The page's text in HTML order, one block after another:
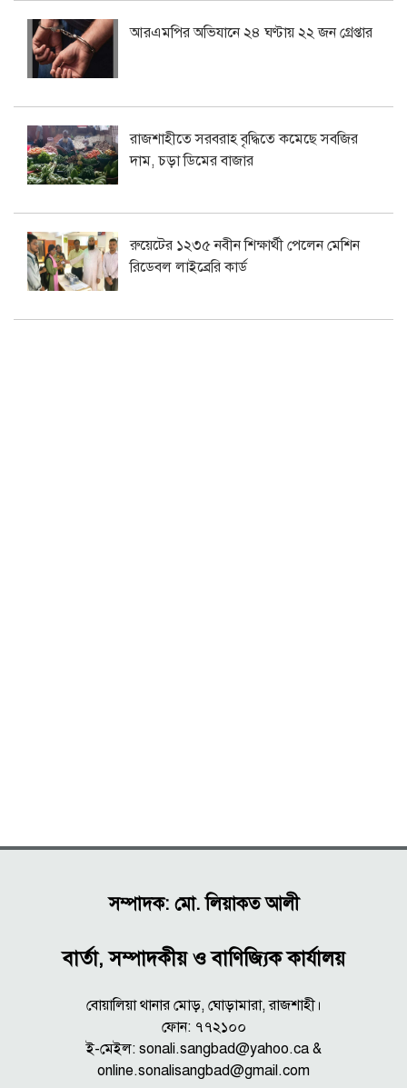
আরএমপির অভিযানে ২৪ ঘণ্টায় ২২ জন গ্রেপ্তার
রাজশাহীতে সরবরাহ বৃদ্ধিতে কমেছে সবজির
দাম, চড়া ডিমের বাজার
রুয়েটের ১২৩৫ নবীন শিক্ষার্থী পেলেন মেশিন
রিডেবল লাইব্রেরি কার্ড
সম্পাদক: মো. লিয়াকত আলী
বার্তা, সম্পাদকীয় ও বাণিজ্যিক কার্যালয়
বোয়ালিয়া থানার মোড়, ঘোড়ামারা, রাজশাহী।
ফোন: ৭৭২১০০
ই-মেইল: sonali.sangbad@yahoo.ca &
online.sonalisangbad@gmail.com